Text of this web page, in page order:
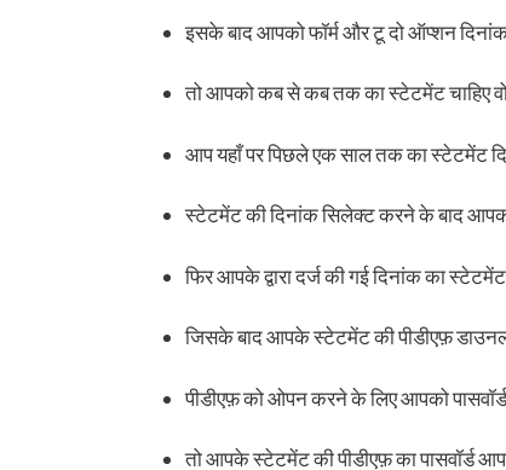
इसके बाद आपको फॉर्म और टू दो ऑप्शन
तो आपको कब से कब तक का स्टेटमेंट चाहिए
आप यहाँ पर पिछले एक साल तक का स्टेटमेंट
स्टेटमेंट की दिनांक सिलेक्ट करने के बाद
फिर आपके द्वारा दर्ज की गई दिनांक का
जिसके बाद आपके स्टेटमेंट की पीडीएफ़
पीडीएफ़ को ओपन करने के लिए आपको
तो आपके स्टेटमेंट की पीडीएफ़ का पासवॉर्ड